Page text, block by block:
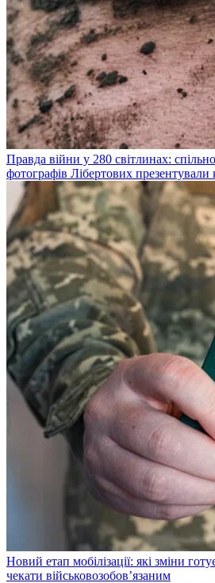
Правда війни у 280 світлинах:
фотографів Лібертових
Новий етап мобілізації: які зміни
чекати військовозобов’язаним